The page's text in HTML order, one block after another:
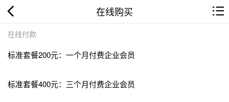
在线购买
在线付款
标准套餐200元：一个月付费企业会员
标准套餐400元：三个月付费企业会员